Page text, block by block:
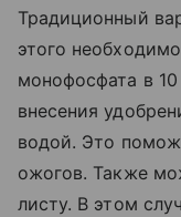
Традиционный
этого
монофосфата в
внесения
водой. Это
ожогов. Также
листу. В этом